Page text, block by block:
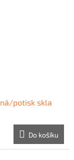
potisk skla
Do košíku